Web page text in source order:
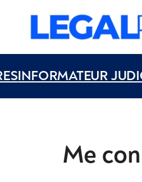
INFORMATEUR
Me